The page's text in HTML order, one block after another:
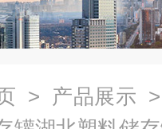
> 产品展示